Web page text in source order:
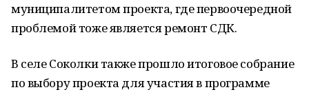
муниципалитетом проекта, где первоочередной
проблемой тоже является ремонт СДК.
В селе Соколки также прошло итоговое собрание
по выбору проекта для участия в программе